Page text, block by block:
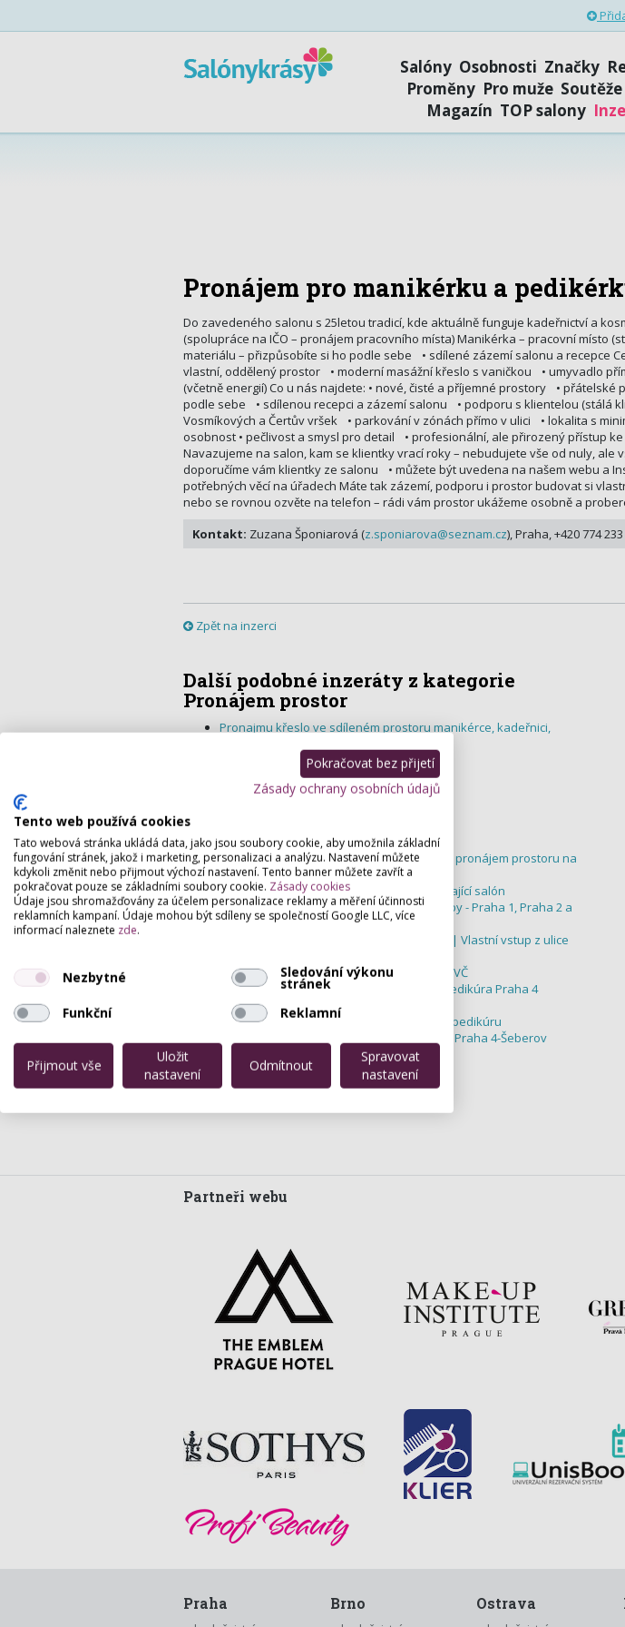
Salóny Osobnosti Značky
Proměny Pro muže Soutěže
Magazín TOP salony
Pronájem pro manikérku a
Do zavedeného salonu s 25letou tradicí, kde aktuálně funguje kadeřnictví a
(spolupráce na IČO – pronájem pracovního místa) Manikérka – pracovní místo
materiálu – přizpůsobíte si ho podle sebe • sdílené zázemí salonu a recepce
vlastní, oddělený prostor • moderní masážní křeslo s vaničkou • umyvadlo
(včetně energií) Co u nás najdete: • nové, čisté a příjemné prostory •
podle sebe • sdílenou recepci a zázemí salonu • podporu s klientelou (stálá
Vosmíkových a Čertův vršek • parkování v zónách přímo v ulici • lokalita s
osobnost • pečlivost a smysl pro detail • profesionální, ale přirozený přístup
Navazujeme na salon, kam se klientky vrací roky – nebudujete vše od nuly,
doporučíme vám klientky ze salonu • můžete být uvedena na našem webu a
potřebných věcí na úřadech Máte tak zázemí, podporu i prostor budovat si
nebo se rovnou ozvěte na telefon – rádi vám prostor ukážeme osobně a
Kontakt: Zuzana Šponiarová (z.sponiarova@seznam.cz), Praha, +420 774 233
Zpět na inzerci
Další podobné inzeráty z kategorie
Pronájem prostor
Pronajmu křeslo ve sdíleném prostoru manikérce, kadeřnici,
Přijmu kadeřnici / kadeřníka na ŽL
Pronájem studia v centru Plzně
Pronajmu místnost - Praha 5 Smíchov
Sdílení salonu
Hledám pro své služby v oblasti kosmetiky pronájem prostoru na
Praze 10
Akutně hledám místnost/prostor pro začínající salón
Hledám vlasti prostor pro kosmetické služby - Praha 1, Praha 2 a
Praha 3
Pronájem beauty studia – Bayerova, Brno | Vlastní vstup z ulice
Prostor pro manikérku nebo pedikérku OSVČ
Pronájem pracovního místa - manikúra / Pedikúra Praha 4
Poptávka prostoru pro masáže
Hledám pronájem prostor na kosmetiku a pedikúru
Pronájem mistnosti PEDIKÚRA/MANIKÚRA - Praha 4-Šeberov
Kadeřnice na ŽL - Horních Měcholupy
Poptávám prostor pro salon
Hledám prostory na poskytování pedikury
Partneři webu
Praha Brno Ostrava
Pokračovat bez přijetí
Zásady ochrany osobních údajů
Tento web používá cookies
Tato webová stránka ukládá data, jako jsou soubory cookie, aby umožnila základní
fungování stránek, jakož i marketing, personalizaci a analýzu. Nastavení můžete
kdykoli změnit nebo přijmout výchozí nastavení. Tento banner můžete zavřít a
pokračovat pouze se základními soubory cookie. Zásady cookies
Údaje jsou shromažďovány za účelem personalizace reklamy a měření účinnosti
reklamních kampaní. Údaje mohou být sdíleny se společností Google LLC, více
informací naleznete zde.
Nezbytné Sledování výkonu
stránek
Funkční
Reklamní
Přijmout vše
Uložit
nastavení
Odmítnout
Spravovat
nastavení